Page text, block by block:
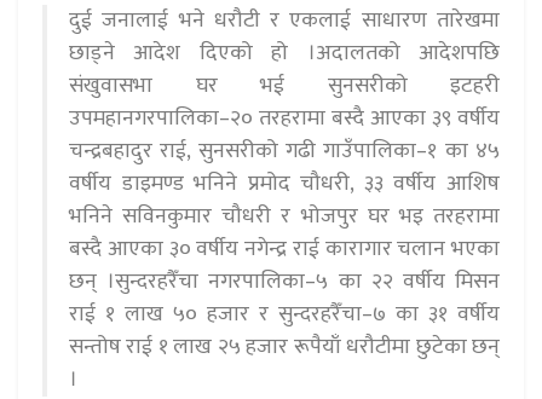
दुई जनालाई भने धरौटी र एकलाई साधारण तारेखमा
छाड्ने आदेश दिएको हो ।अदालतको आदेशपछि
संखुवासभा घर भई सुनसरीको इटहरी
उपमहानगरपालिका–२० तरहरामा बस्दै आएका ३९ वर्षीय
चन्द्रबहादुर राई, सुनसरीको गढी गाउँपालिका–१ का ४५
वर्षीय डाइमण्ड भनिने प्रमोद चौधरी, ३३ वर्षीय आशिष
भनिने सविनकुमार चौधरी र भोजपुर घर भइ तरहरामा
बस्दै आएका ३० वर्षीय नगेन्द्र राई कारागार चलान भएका
छन् ।सुन्दरहरैँचा नगरपालिका–५ का २२ वर्षीय मिसन
राई १ लाख ५० हजार र सुन्दरहरैँचा–७ का ३१ वर्षीय
सन्तोष राई १ लाख २५ हजार रूपैयाँ धरौटीमा छुटेका छन्
।